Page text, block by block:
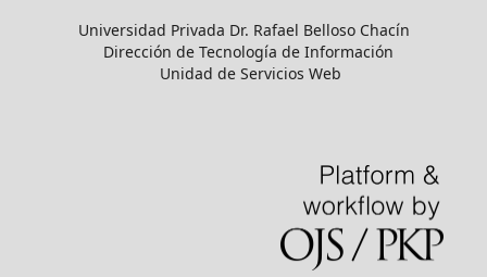
Universidad Privada Dr. Rafael Belloso Chacín
Dirección de Tecnología de Información
Unidad de Servicios Web